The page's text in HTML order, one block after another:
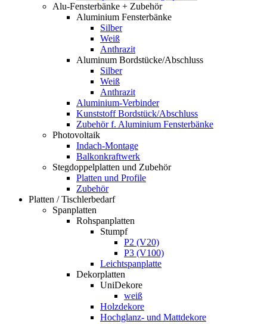
Alu-Fensterbänke + Zubehör
Aluminium Fensterbänke
Silber
Weiß
Anthrazit
Aluminum Bordstücke/Abschluss
Silber
Weiß
Anthrazit
Aluminium-Verbinder
Kunststoff Bordstück/Abschluss
Zubehör f. Aluminium Fensterbänke
Photovoltaik
Indach-Montage
Balkonkraftwerk
Stegdoppelplatten und Zubehör
Platten und Profile
Zubehör
Platten / Tischlerbedarf
Spanplatten
Rohspanplatten
Stumpf
P2 (V20)
P3 (V100)
Leichtspanplatte
Dekorplatten
UniDekore
weiß
Holzdekore
Hochglanz- und Mattdekore